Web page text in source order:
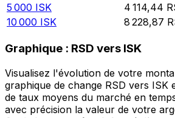
5 000 ISK 4 114,44
10 000 ISK 8 228,87
Graphique : RSD vers ISK
Visualisez l'évolution de votre
graphique de change RSD vers ISK
de taux moyens du marché en
avec précision la valeur de votre